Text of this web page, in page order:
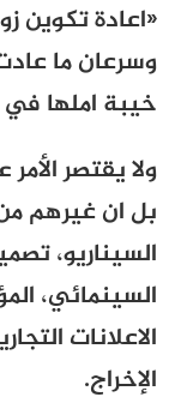
«اعادة تكوين
وسرعان ما
خيبة املها في
ولا يقتصر
بل ان غيرهم
السيناريو،
السينمائي،
الاعلانات
الإخراج.